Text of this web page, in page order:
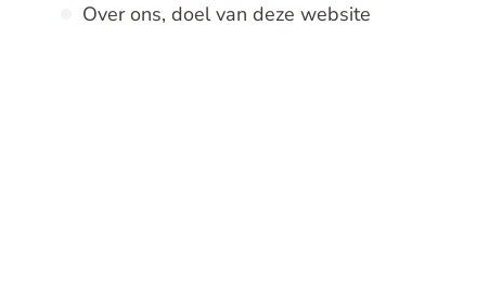
Over ons, doel van deze website